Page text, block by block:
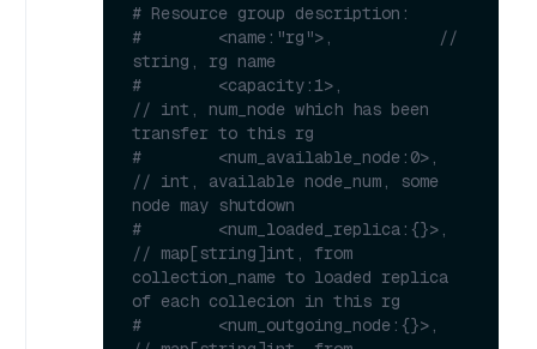
# Resource group description:
#        <name:"rg">,           //
string, rg name
#        <capacity:1>,
// int, num_node which has been
transfer to this rg
#        <num_available_node:0>,
// int, available node_num, some
node may shutdown
#        <num_loaded_replica:{}>,
// map[string]int, from
collection_name to loaded replica
of each collecion in this rg
#        <num_outgoing_node:{}>,